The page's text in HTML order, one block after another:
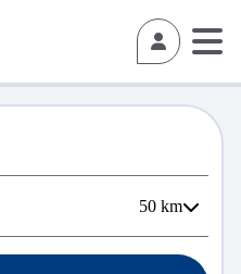
50 km